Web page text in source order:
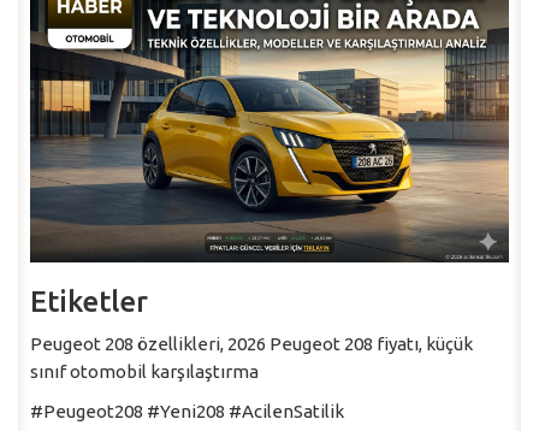
Etiketler
Peugeot 208 özellikleri, 2026 Peugeot 208 fiyatı, küçük
sınıf otomobil karşılaştırma
#Peugeot208 #Yeni208 #AcilenSatilik